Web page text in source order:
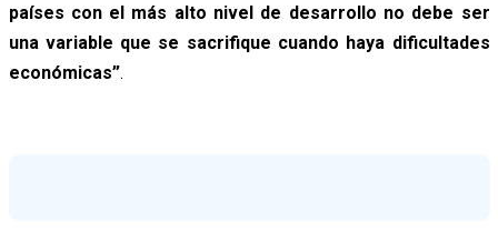
países con el más alto nivel de desarrollo no debe ser
una variable que se sacrifique cuando haya dificultades
económicas”.